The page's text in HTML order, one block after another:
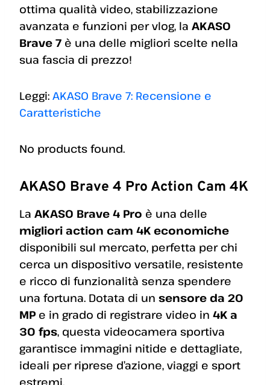
ottima qualità video, stabilizzazione
avanzata e funzioni per vlog, la AKASO
Brave 7 è una delle migliori scelte nella
sua fascia di prezzo!
Leggi: AKASO Brave 7: Recensione e
Caratteristiche
No products found.
AKASO Brave 4 Pro Action Cam 4K
La AKASO Brave 4 Pro è una delle
migliori action cam 4K economiche
disponibili sul mercato, perfetta per chi
cerca un dispositivo versatile, resistente
e ricco di funzionalità senza spendere
una fortuna. Dotata di un sensore da 20
MP e in grado di registrare video in 4K a
30 fps, questa videocamera sportiva
garantisce immagini nitide e dettagliate,
ideali per riprese d’azione, viaggi e sport
estremi.